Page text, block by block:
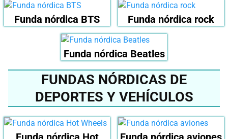
Funda nórdica BTS Funda nórdica rock
Funda nórdica Beatles
FUNDAS NÓRDICAS DE
DEPORTES Y VEHÍCULOS